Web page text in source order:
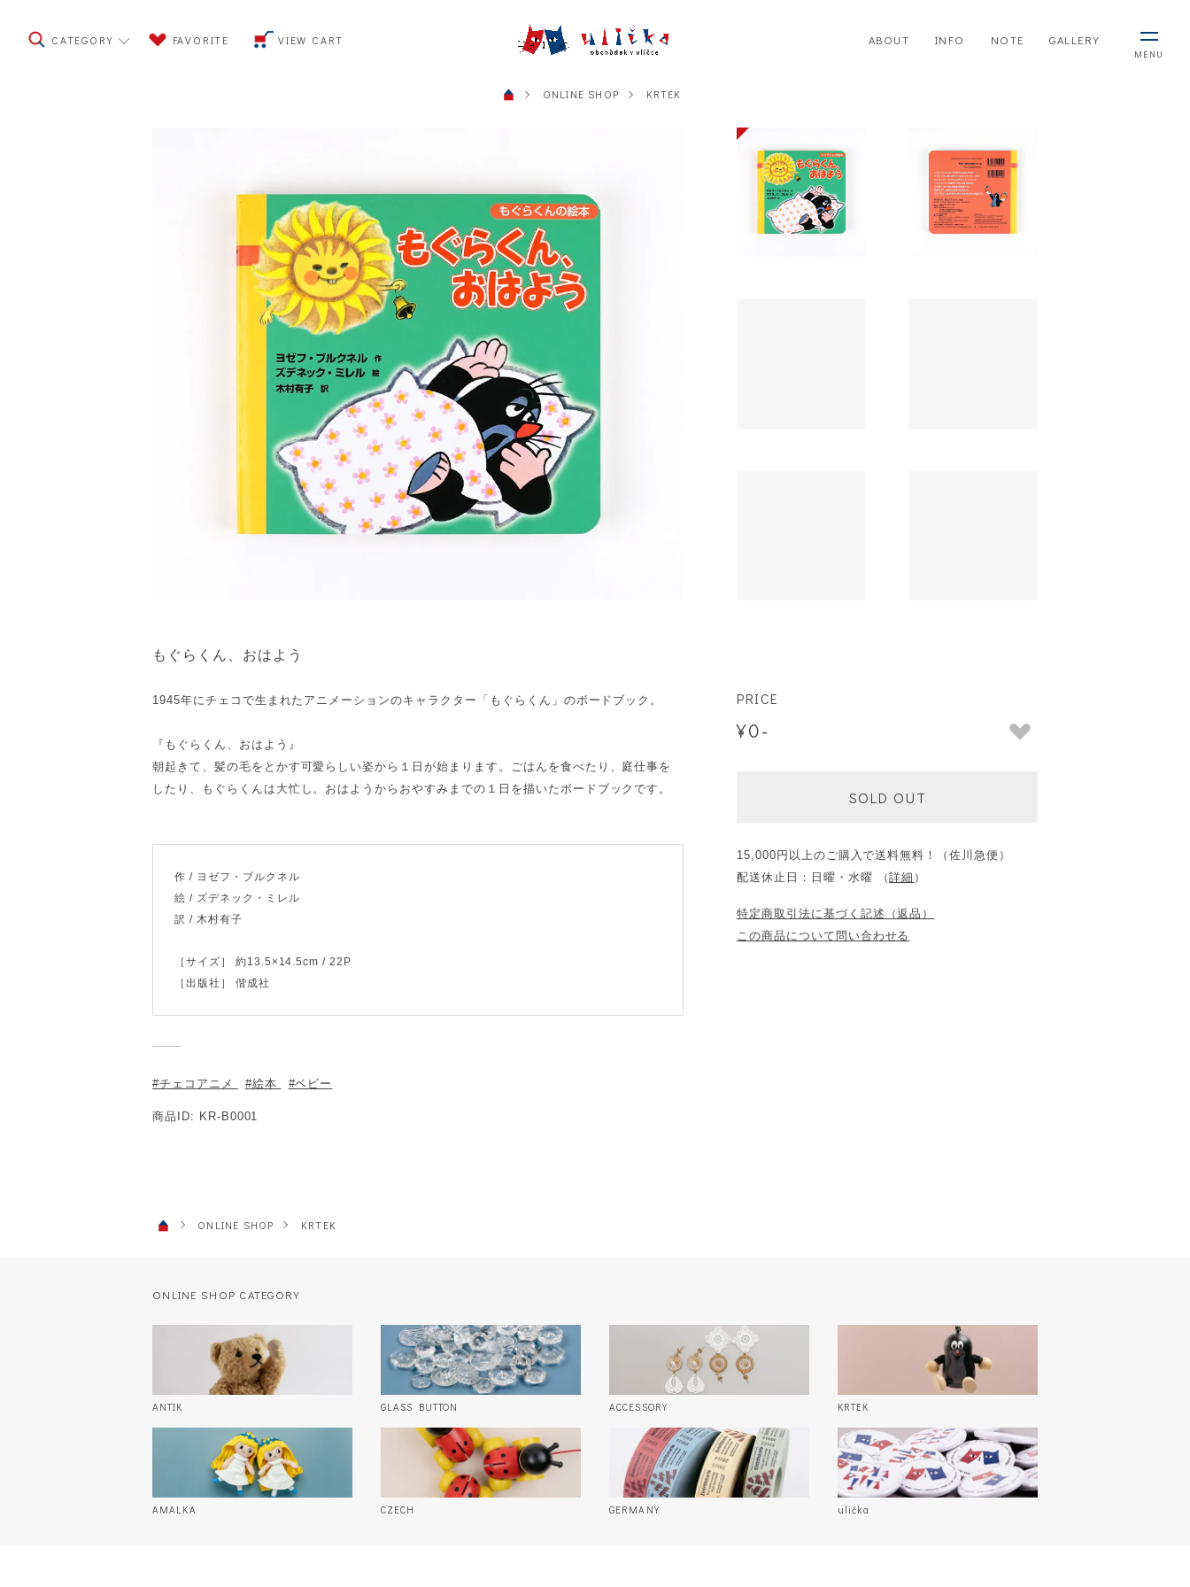
CATEGORY FAVORITE VIEW CART ABOUT INFO NOTE GALLERY
ONLINE SHOP KRTEK
もぐらくん、おはよう
PRICE
¥0-
SOLD OUT
15,000円以上のご購入で送料無料！（佐川急便）
配送休止日：日曜・水曜 （詳細 ）
特定商取引法に基づく記述（返品）
この商品について問い合わせる
1945年にチェコで生まれたアニメーションのキャラクター「もぐらくん」のボードブック。
『もぐらくん、おはよう』
朝起きて、髪の毛をとかす可愛らしい姿から１日が始まります。ごはんを食べたり、庭仕事を
したり、もぐらくんは大忙し。おはようからおやすみまでの１日を描いたボードブックです。
作 / ヨゼフ・ブルクネル
絵 / ズデネック・ミレル
訳 / 木村有子
［サイズ］ 約13.5×14.5cm / 22P
［出版社］ 偕成社
#チェコアニメ #絵本 #ベビー
商品ID: KR-B0001
ONLINE SHOP KRTEK
ONLINE SHOP CATEGORY
ANTIK GLASS BUTTON ACCESSORY KRTEK
AMALKA CZECH GERMANY ulička